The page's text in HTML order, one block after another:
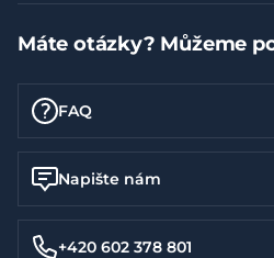
Máte otázky? Můžeme
FAQ
Napište nám
+420 602 378 801